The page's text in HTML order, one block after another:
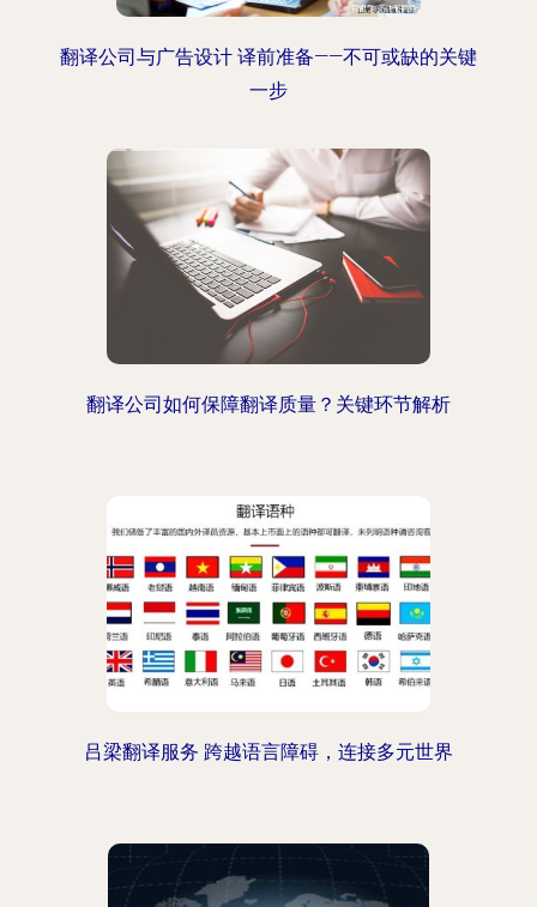
翻译公司与广告设计 译前准备——不可或缺的关键
一步
翻译公司如何保障翻译质量？关键环节解析
吕梁翻译服务 跨越语言障碍，连接多元世界